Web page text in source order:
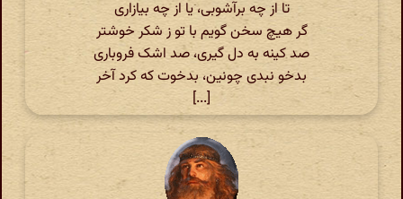
تا از چه برآشوبی، یا از چه بیازاری
گر هیچ سخن گویم با تو ز شکر خوشتر
صد کینه به دل گیری، صد اشک فروباری
بدخو نبدی چونین، بدخوت که کرد آخر
[...]